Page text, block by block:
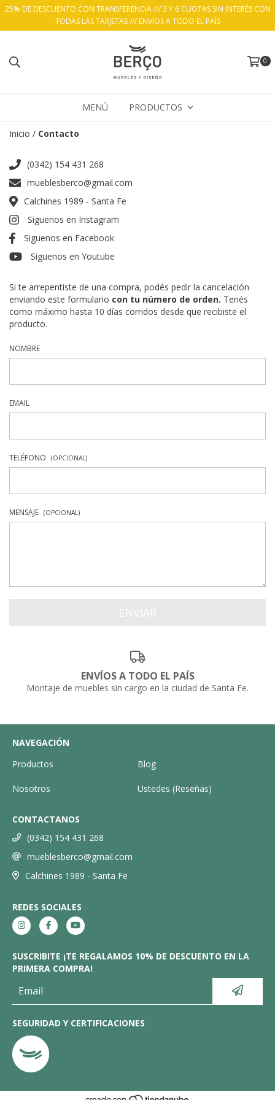
25% DE DESCUENTO CON TRANSFERENCIA /// 3 Y 6 CUOTAS SIN INTERÉS CON
TODAS LAS TARJETAS /// ENVÍOS A TODO EL PAÍS
0
MENÚ PRODUCTOS
Inicio / Contacto
(0342) 154 431 268
mueblesberco@gmail.com
Calchines 1989 - Santa Fe
Siguenos en Instagram
Siguenos en Facebook
Siguenos en Youtube
Si te arrepentiste de una compra, podés pedir la cancelación
enviando este formulario con tu número de orden. Tenés
como máximo hasta 10 días corridos desde que recibiste el
producto.
NOMBRE
EMAIL
TELÉFONO (OPCIONAL)
MENSAJE (OPCIONAL)
ENVÍOS A TODO EL PAÍS
Montaje de muebles sin cargo en la ciudad de Santa Fe.
NAVEGACIÓN
Productos
Blog
Nosotros Ustedes (Reseñas)
CONTACTANOS
(0342) 154 431 268
mueblesberco@gmail.com
Calchines 1989 - Santa Fe
REDES SOCIALES
SUSCRIBITE ¡TE REGALAMOS 10% DE DESCUENTO EN LA
PRIMERA COMPRA!
SEGURIDAD Y CERTIFICACIONES